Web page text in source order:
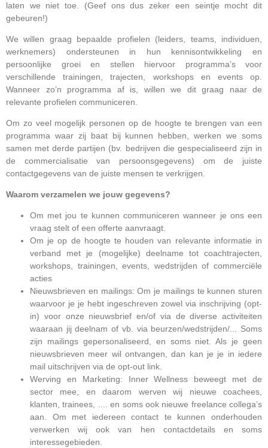
laten we niet toe. (Geef ons dus zeker een seintje mocht dit
gebeuren!)
We willen graag bepaalde profielen (leiders, teams, individuen,
werknemers) ondersteunen in hun kennisontwikkeling en
persoonlijke groei en stellen hiervoor programma’s voor
verschillende trainingen, trajecten, workshops en events op.
Wanneer zo’n programma af is, willen we dit graag naar de
relevante profielen communiceren.
Om zo veel mogelijk personen op de hoogte te brengen van een
programma waar zij baat bij kunnen hebben, werken we soms
samen met derde partijen (bv. bedrijven die gespecialiseerd zijn in
de commercialisatie van persoonsgegevens) om de juiste
contactgegevens van de juiste mensen te verkrijgen.
Waarom verzamelen we jouw gegevens?
Om met jou te kunnen communiceren wanneer je ons een
vraag stelt of een offerte aanvraagt.
Om je op de hoogte te houden van relevante informatie in
verband met je (mogelijke) deelname tot coachtrajecten,
workshops, trainingen, events, wedstrijden of commerciële
acties
Nieuwsbrieven en mailings: Om je mailings te kunnen sturen
waarvoor je je hebt ingeschreven zowel via inschrijving (opt-
in) voor onze nieuwsbrief en/of via de diverse activiteiten
waaraan jij deelnam of vb. via beurzen/wedstrijden/... Soms
zijn mailings gepersonaliseerd, en soms niet. Als je geen
nieuwsbrieven meer wil ontvangen, dan kan je je in iedere
mail uitschrijven via de opt-out link.
Werving en Marketing: Inner Wellness beweegt met de
sector mee, en daarom werven wij nieuwe coachees,
klanten, trainees, .... en soms ook nieuwe freelance collega’s
aan. Om met iedereen contact te kunnen onderhouden
verwerken wij ook van hen contactdetails en soms
interessegebieden.